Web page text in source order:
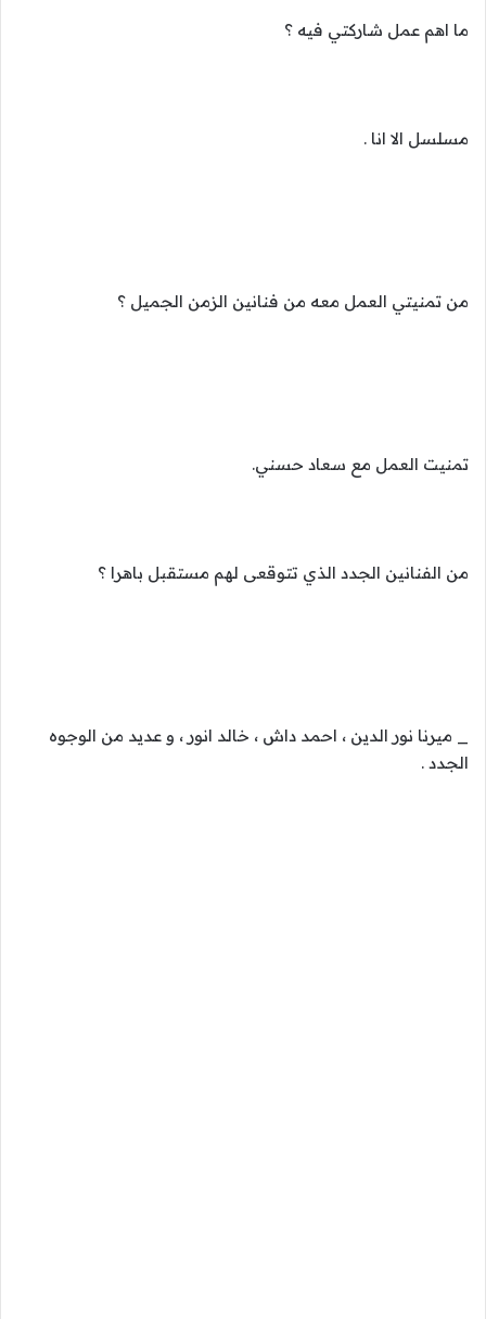
ما اهم عمل شاركتي فيه ؟
مسلسل الا انا .
من تمنيتي العمل معه من فنانين الزمن الجميل ؟
تمنيت العمل مع سعاد حسني.
من الفنانين الجدد الذي تتوقعى لهم مستقبل باهرا ؟
_ ميرنا نور الدين ، احمد داش ، خالد انور ، و عديد من الوجوه
الجدد .